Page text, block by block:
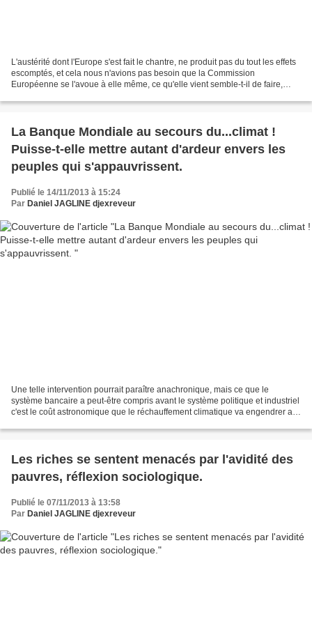
L'austérité dont l'Europe s'est fait le chantre, ne produit pas du tout les effets
escomptés, et cela nous n'avions pas besoin que la Commission
Européenne se l'avoue à elle même, ce qu'elle vient semble-t-il de faire,
La Banque Mondiale au secours du...climat !
Puisse-t-elle mettre autant d'ardeur envers les
peuples qui s'appauvrissent.
Publié le 14/11/2013 à 15:24
Par Daniel JAGLINE djexreveur
Une telle intervention pourrait paraître anachronique, mais ce que le
système bancaire a peut-être compris avant le système politique et industriel
c'est le coût astronomique que le réchauffement climatique va engendrer au
Les riches se sentent menacés par l'avidité des
pauvres, réflexion sociologique.
Publié le 07/11/2013 à 13:58
Par Daniel JAGLINE djexreveur